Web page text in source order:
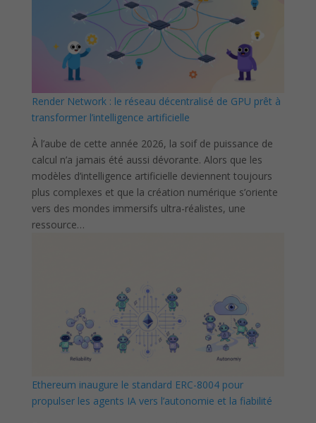
Render Network : le réseau décentralisé de GPU prêt à
transformer l’intelligence artificielle
À l’aube de cette année 2026, la soif de puissance de
calcul n’a jamais été aussi dévorante. Alors que les
modèles d’intelligence artificielle deviennent toujours
plus complexes et que la création numérique s’oriente
vers des mondes immersifs ultra-réalistes, une
ressource…
Ethereum inaugure le standard ERC-8004 pour
propulser les agents IA vers l’autonomie et la fiabilité